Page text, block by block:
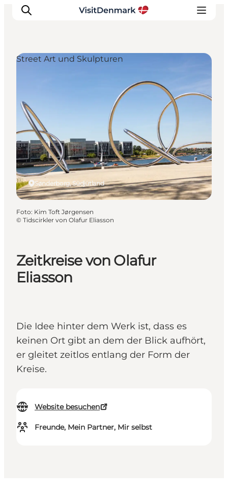
Regionen
Erlebnisse
Unterkünfte
Reiseplanung
Zeitkreise von Olafur
Eliasson
Die Idee hinter dem Werk ist, dass es
keinen Ort gibt an dem der Blick aufhört,
er gleitet zeitlos entlang der Form der
Kreise.
Website besuchen
Freunde, Mein Partner, Mir selbst
Sønderborg, Südjütland
Street Art und Skulpturen
Foto: Kim Toft Jørgensen
© Tidscirkler von Olafur Eliasson